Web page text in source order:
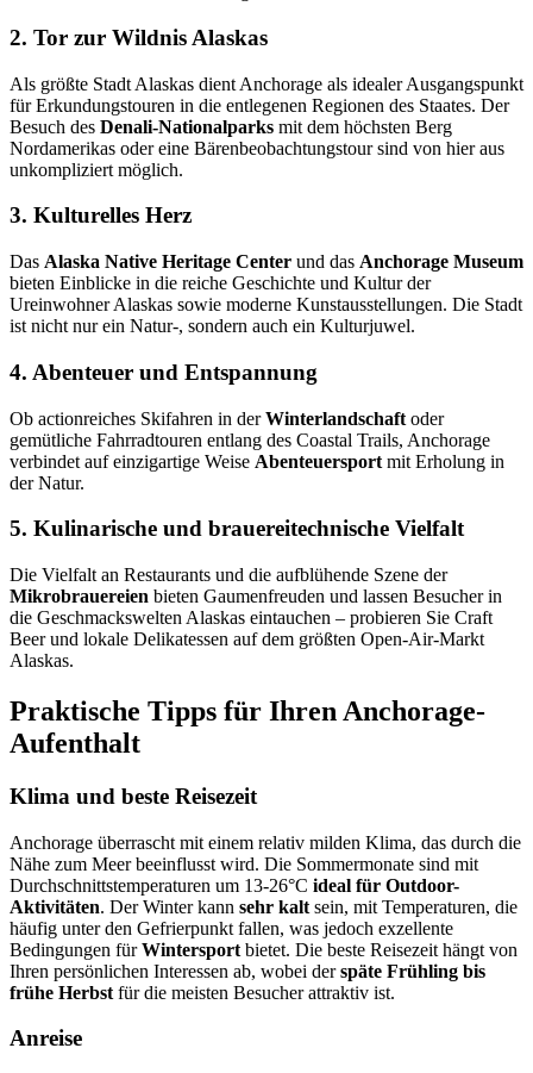
2. Tor zur Wildnis Alaskas
Als größte Stadt Alaskas dient Anchorage als idealer Ausgangspunkt
für Erkundungstouren in die entlegenen Regionen des Staates. Der
Besuch des Denali-Nationalparks mit dem höchsten Berg
Nordamerikas oder eine Bärenbeobachtungstour sind von hier aus
unkompliziert möglich.
3. Kulturelles Herz
Das Alaska Native Heritage Center und das Anchorage Museum
bieten Einblicke in die reiche Geschichte und Kultur der
Ureinwohner Alaskas sowie moderne Kunstausstellungen. Die Stadt
ist nicht nur ein Natur-, sondern auch ein Kulturjuwel.
4. Abenteuer und Entspannung
Ob actionreiches Skifahren in derWinterlandschaft oder
gemütliche Fahrradtouren entlang des Coastal Trails, Anchorage
verbindet auf einzigartige Weise Abenteuersport mit Erholung in
der Natur.
5. Kulinarische und brauereitechnische Vielfalt
Die Vielfalt an Restaurants und die aufblühende Szene der
Mikrobrauereien bieten Gaumenfreuden und lassen Besucher in
die Geschmackswelten Alaskas eintauchen – probieren Sie Craft
Beer und lokale Delikatessen auf dem größten Open-Air-Markt
Alaskas.
Praktische Tipps für Ihren Anchorage-
Aufenthalt
Klima und beste Reisezeit
Anchorage überrascht mit einem relativ milden Klima, das durch die
Nähe zum Meer beeinflusst wird. Die Sommermonate sind mit
Durchschnittstemperaturen um 13-26°C ideal für Outdoor-
Aktivitäten. Der Winter kann sehr kalt sein, mit Temperaturen, die
häufig unter den Gefrierpunkt fallen, was jedoch exzellente
Bedingungen fürWintersport bietet. Die beste Reisezeit hängt von
Ihren persönlichen Interessen ab, wobei derspäte Frühling bis
frühe Herbst für die meisten Besucher attraktiv ist.
Anreise